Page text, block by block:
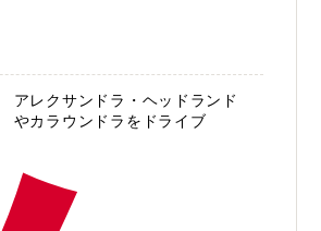
アレクサンドラ・ヘッドランド
やカラウンドラをドライブ